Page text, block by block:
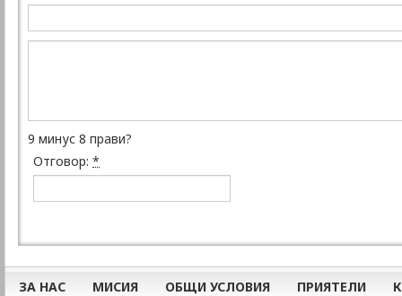
9 минус 8 прави?
Отговор: *
ЗА НАС МИСИЯ ОБЩИ УСЛОВИЯ ПРИЯТЕЛИ